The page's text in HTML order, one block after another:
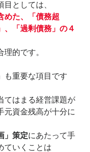
としては、
めた、「債務超
、「過剰債務」の４
的です。
も重要な項目です
てはまる経営課題が
元資金残高が十分に
」策定にあたって手
ていくことは